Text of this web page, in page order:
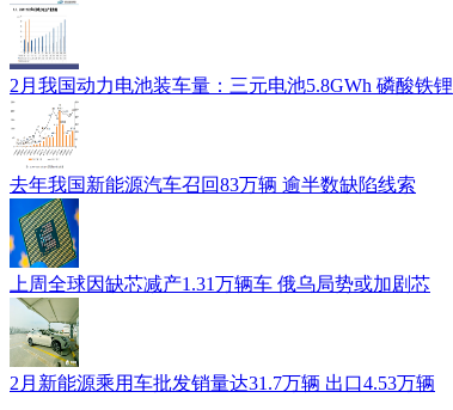
2月我国动力电池装车量：三元电池5.8GWh 磷酸铁锂
去年我国新能源汽车召回83万辆 逾半数缺陷线索
上周全球因缺芯减产1.31万辆车 俄乌局势或加剧芯
2月新能源乘用车批发销量达31.7万辆 出口4.53万辆